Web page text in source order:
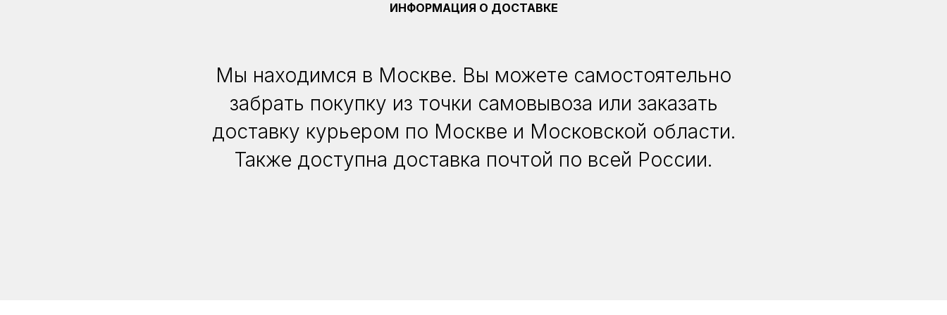
ИНФОРМАЦИЯ О ДОСТАВКЕ
Мы находимся в Москве. Вы можете самостоятельно
забрать покупку из точки самовывоза или заказать
доставку курьером по Москве и Московской области.
Также доступна доставка почтой по всей России.